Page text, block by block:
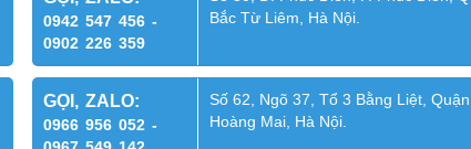
0942 547 456 -
0902 226 359
Bắc Từ Liêm, Hà Nội.
GỌI, ZALO:
0966 956 052 -
Số 62, Ngõ 37, Tổ 3 Bằng Liệt, Quận
Hoàng Mai, Hà Nội.